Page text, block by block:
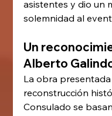
asistentes y dio un
solemnidad al
Un
Alberto
La obra
reconstrucción
Consulado se